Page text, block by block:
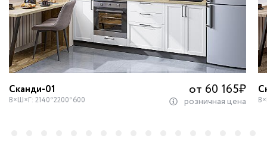
Сканди-01 от 60 165₽
В×Ш×Г: 2140*2200*600 розничная цена